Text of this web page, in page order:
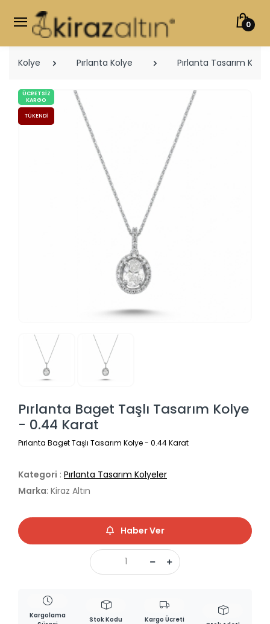
0
Kolye Pırlanta Kolye Pırlanta Tasarım
ÜCRETSIZ
KARGO
TÜKENDI
Pırlanta Baget Taşlı Tasarım Kolye
- 0.44 Karat
Pırlanta Baget Taşlı Tasarım Kolye - 0.44 Karat
Kategori : Pırlanta Tasarım Kolyeler
Marka: Kiraz Altın
Haber Ver
Kargolama
Stok Kodu Kargo Ücreti